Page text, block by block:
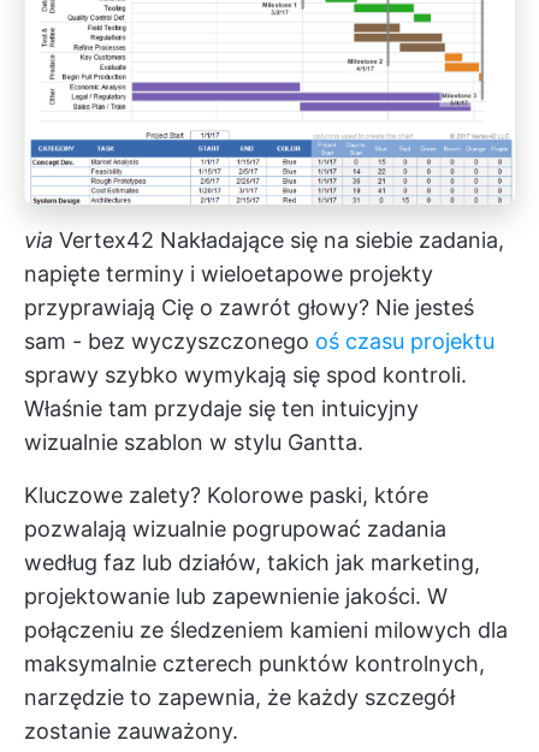
via Vertex42 Nakładające się na siebie zadania,
napięte terminy i wieloetapowe projekty
przyprawiają Cię o zawrót głowy? Nie jesteś
sam - bez wyczyszczonego oś czasu projektu
sprawy szybko wymykają się spod kontroli.
Właśnie tam przydaje się ten intuicyjny
wizualnie szablon w stylu Gantta.
Kluczowe zalety? Kolorowe paski, które
pozwalają wizualnie pogrupować zadania
według faz lub działów, takich jak marketing,
projektowanie lub zapewnienie jakości. W
połączeniu ze śledzeniem kamieni milowych dla
maksymalnie czterech punktów kontrolnych,
narzędzie to zapewnia, że każdy szczegół
zostanie zauważony.